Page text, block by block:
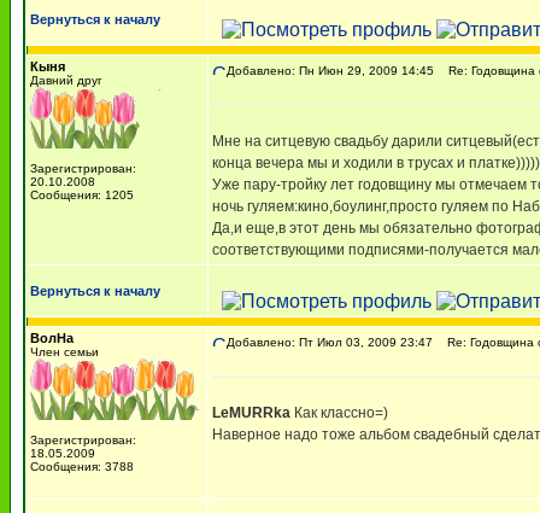
Вернуться к началу
Кыня
Давний друг
Зарегистрирован:
20.10.2008
Сообщения: 1205
Добавлено: Пн Июн 29, 2009 14:45 Re: Годовщина
Мне на ситцевую свадьбу дарили
конца вечера мы и ходили в трусах и
Уже пару-тройку лет годовщину мы отмечаем
ночь гуляем:кино,боулинг,просто гуляем по
Да,и еще,в этот день мы обязательно
соответствующими подписями-получается
Вернуться к началу
ВолНа
Член семьи
Зарегистрирован:
18.05.2009
Сообщения: 3788
Добавлено: Пт Июл 03, 2009 23:47 Re: Годовщина
LeMURRka Как классно=)
Наверное надо тоже альбом свадебный